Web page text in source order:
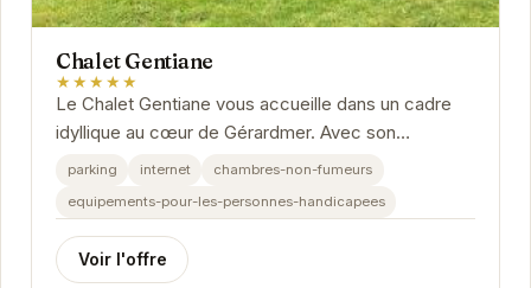
Chalet Gentiane
★★★★★
Le Chalet Gentiane vous accueille dans un cadre
idyllique au cœur de Gérardmer. Avec son
ambiance chaleureuse et ses prestations de
parking internet
chambres-non-fumeurs
equipements-pour-les-personnes-handicapees
Voir l'offre